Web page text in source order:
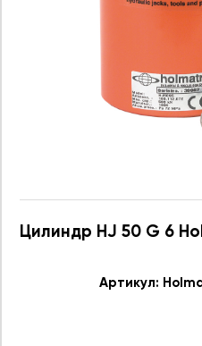
Цилиндр HJ 50 G 6
Артикул: